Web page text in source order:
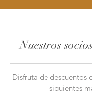
Nuestros
Disfruta de descuentos
siguientes